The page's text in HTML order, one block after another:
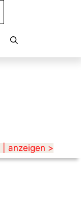
| anzeigen >